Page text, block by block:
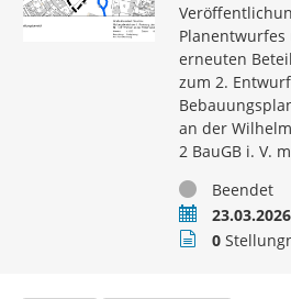
erneuten
zum 2.
an der
2 BauGB i. V.
StatusBeendet
Zeitraum23.03.2026
0